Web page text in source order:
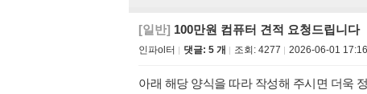
[일반] 100만원 컴퓨터 견적 요청드립니다
인파ol터 댓글: 5 개 조회: 4277 2026-06-01
아래 해당 양식을 따라 작성해 주시면 더욱